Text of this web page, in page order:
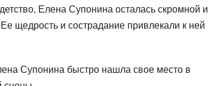
Елена Супонина осталась скромной и
щедрость и сострадание привлекали к ней
Супонина быстро нашла свое место в